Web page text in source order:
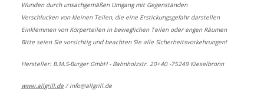
Wunden durch unsachgemäßen Umgang mit Gegenständen
Verschlucken von kleinen Teilen, die eine Erstickungsgefahr darstellen
Einklemmen von Körperteilen in beweglichen Teilen oder engen Räumen
Bitte seien Sie vorsichtig und beachten Sie alle Sicherheitsvorkehrungen!
Hersteller: B.M.S-Burger GmbH - Bahnholzstr. 20+40 -75249 Kieselbronn
www.allgrill.de / info@allgrill.de